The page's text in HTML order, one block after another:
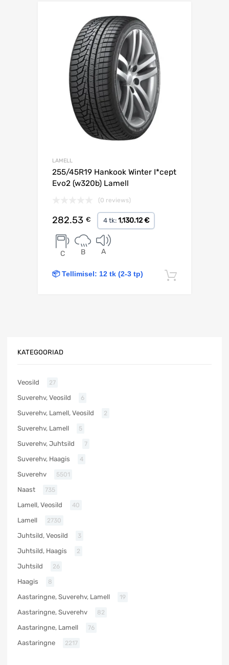
LAMELL
255/45R19 Hankook Winter I*cept
Evo2 (w320b) Lamell
(0 reviews)
282.53 € 4 tk: 1,130.12 €
C B A
📦 Tellimisel: 12 tk (2-3 tp)
KATEGOORIAD
Veosild 27
Suverehv, Veosild 6
Suverehv, Lamell, Veosild 2
Suverehv, Lamell 5
Suverehv, Juhtsild 7
Suverehv, Haagis 4
Suverehv 5501
Naast 735
Lamell, Veosild 40
Lamell 2730
Juhtsild, Veosild 3
Juhtsild, Haagis 2
Juhtsild 26
Haagis 8
Aastaringne, Suverehv, Lamell 19
Aastaringne, Suverehv 82
Aastaringne, Lamell 76
Aastaringne 2217